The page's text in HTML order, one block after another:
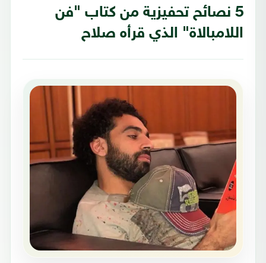
5 نصائح تحفيزية من كتاب "فن
اللامبالاة" الذي قرأه صلاح